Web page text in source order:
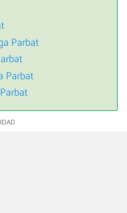
Parbat
Parbat